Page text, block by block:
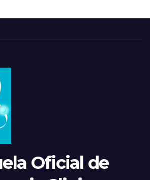
Oficial de